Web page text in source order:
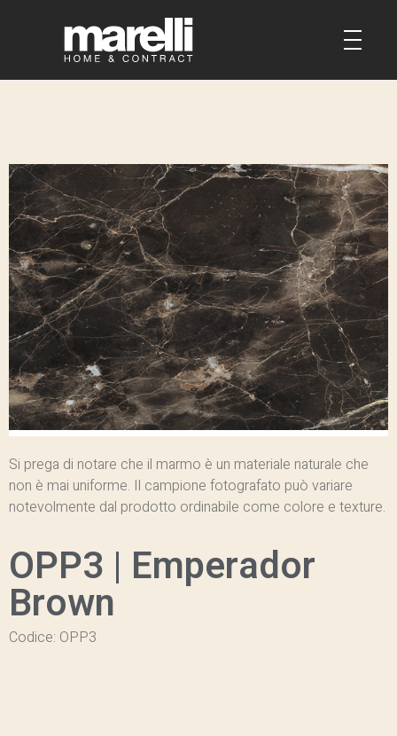
Si prega di notare che il marmo è un materiale naturale che
non è mai uniforme. Il campione fotografato può variare
notevolmente dal prodotto ordinabile come colore e texture.
OPP3 | Emperador
Brown
Codice: OPP3